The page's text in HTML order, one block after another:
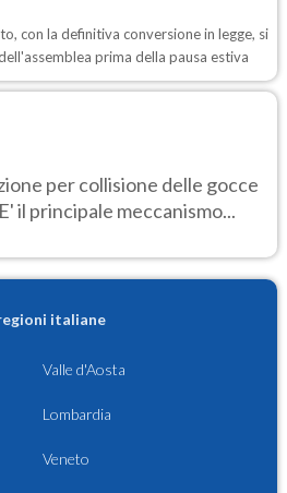
con la definitiva conversione in legge, si
prima della pausa estiva
per collisione delle gocce
il principale meccanismo...
italiane
Valle d'Aosta
Lombardia
Veneto